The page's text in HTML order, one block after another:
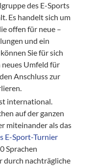
des E-Sports
Es handelt sich um
offen für neue –
und ein
Sie für sich
neues Umfeld für
Anschluss zur
international.
auf der ganzen
miteinander als das
E-Sport-Turnier
Sprachen
durch nachträgliche